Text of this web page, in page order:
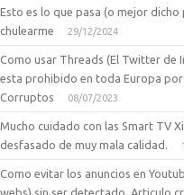
Esto es lo que pasa (o mejor
chulearme
29/12/2024
Como usar Threads (El Twitter de
esta prohibido en toda Europa
Corruptos
08/07/2023
Mucho cuidado con las Smart TV
desfasado de muy mala calidad.
Como evitar los anuncios en
webs) sin ser detectado. Articulo